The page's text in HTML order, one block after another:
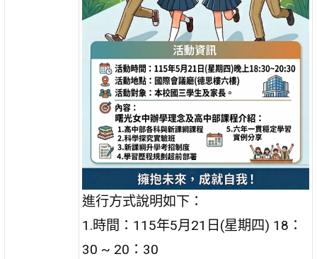
進行方式說明如下：
1.時間：115年5月21日(星期四) 18：
30 ~ 20：30